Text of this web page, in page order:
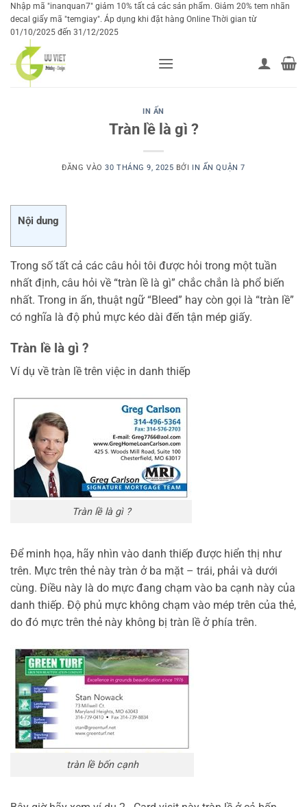
Bỏ
qua
dung
Nhập mã "inanquan7" giảm 10% tất cả các sản phẩm. Giảm 20% tem nhãn
decal giấy mã "temgiay". Áp dụng khi đặt hàng Online Thời gian từ
01/10/2025 đến 31/12/2025
IN ẤN
Tràn lề là gì ?
ĐĂNG VÀO30 THÁNG 9, 2025 BỞI IN ẤN QUẬN 7
Nội dung
Trong số tất cả các câu hỏi tôi được hỏi trong một tuần
nhất định, câu hỏi về “tràn lề là gì” chắc chắn là phổ biến
nhất. Trong in ấn, thuật ngữ “Bleed” hay còn gọi là “tràn lề”
có nghĩa là độ phủ mực kéo dài đến tận mép giấy.
Tràn lề là gì ?
Ví dụ về tràn lề trên việc in danh thiếp
Tràn lề là gì ?
Để minh họa, hãy nhìn vào danh thiếp được hiển thị như
trên. Mực trên thẻ này tràn ở ba mặt – trái, phải và dưới
cùng. Điều này là do mực đang chạm vào ba cạnh này của
danh thiếp. Độ phủ mực không chạm vào mép trên của thẻ,
do đó mực trên thẻ này không bị tràn lề ở phía trên.
tràn lề bốn cạnh